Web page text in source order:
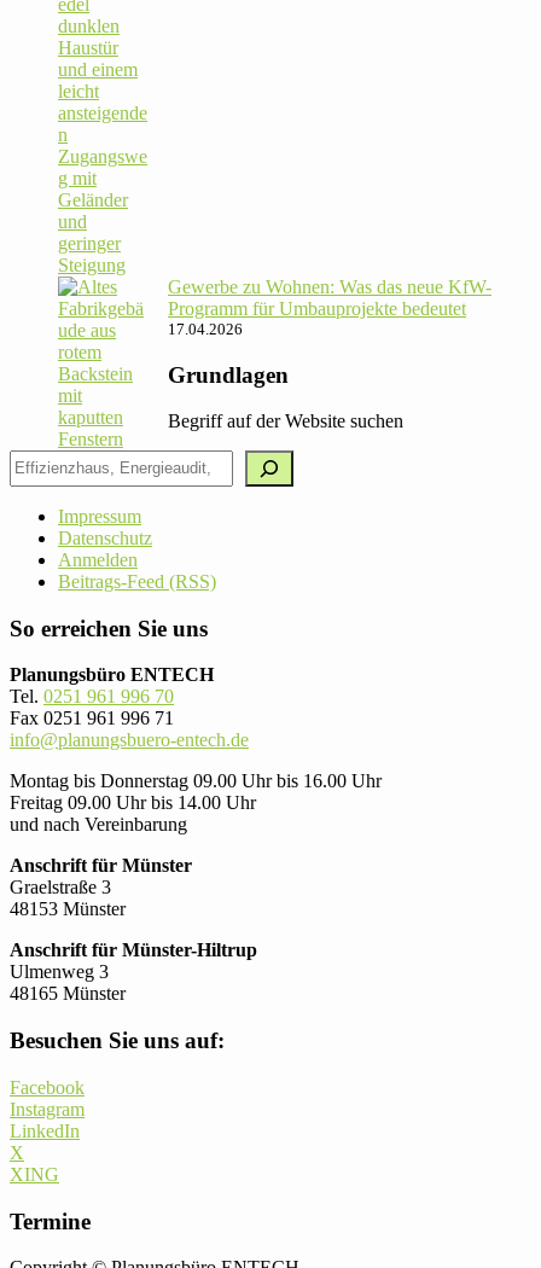
Gewerbe zu Wohnen: Was das neue KfW-
Pro­gramm für Umbau­pro­jekte bedeutet
17.04.2026
Grundlagen
Begriff auf der Website suchen
Impressum
Datenschutz
Anmelden
Beitrags-Feed (RSS)
So erreichen Sie uns
Planungsbüro ENTECH
Tel. 0251 961 996 70
Fax 0251 961 996 71
info@planungsbuero-entech.de
Montag bis Donnerstag 09.00 Uhr bis 16.00 Uhr
Freitag 09.00 Uhr bis 14.00 Uhr
und nach Vereinbarung
Anschrift für Münster
Graelstraße 3
48153 Münster
Anschrift für Münster-Hiltrup
Ulmenweg 3
48165 Münster
Besuchen Sie uns auf:
Facebook
Instagram
LinkedIn
X
XING
Termine